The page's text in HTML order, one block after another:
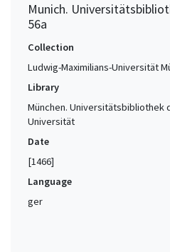
Munich.
56a
Collection
Ludwig-Maximilians-Universität
Library
München. Universitätsbibliothek
Universität
Date
[1466]
Language
ger